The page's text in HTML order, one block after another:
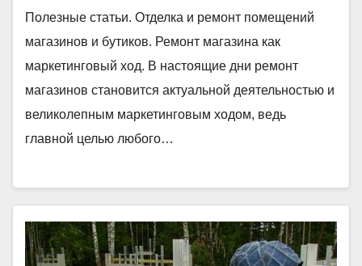
Полезные статьи. Отделка и ремонт помещений
магазинов и бутиков. Ремонт магазина как
маркетинговый ход. В настоящие дни ремонт
магазинов становится актуальной деятельностью и
великолепным маркетинговым ходом, ведь
главной целью любого…